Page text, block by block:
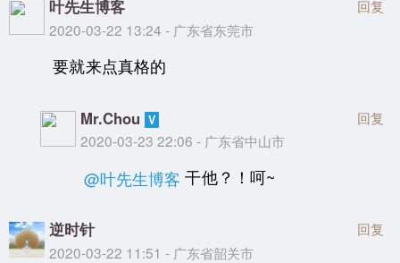
叶先生博客
2020-03-22 13:24 - 广东省东莞市
回复
要就来点真格的
Mr.Chou
2020-03-23 22:06 - 广东省中山市
回复
@叶先生博客 干他？！呵~
逆时针
2020-03-22 11:51 - 广东省韶关市
回复